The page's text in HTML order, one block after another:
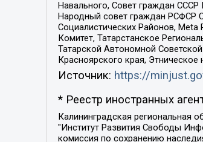
Навального, Совет граждан
Народный совет граждан РСФСР
Социалистических Районов,
Комитет, Татарстанское
Татарской Автономной
Красноярского края,
Источник: https://
* Реестр иностранных
Калининградская региональная общественная организация "Экозащита!-Женсовет", Фонд содействия защите прав и свобод граждан "Общественный вердикт", Фонд "Институт Развития Свободы Информации", Частное учреждение "Информационное агентство МЕМО. РУ", Региональная общественная организация "Общественная комиссия по сохранению наследия академика Сахарова", Фонд поддержки свободы прессы, Санкт-Петербургская общественная правозащитная организация "Гражданский контроль", Межрегиональная общественная организация "Информационно-просветительский центр "Мемориал", Региональный Фонд "Центр Защиты Прав Средств Массовой Информации", с 05.12.2023 Фонд "Центр Защиты Прав Средств массовой информации", Региональная общественная благотворительная организация помощи беженцам и мигрантам "Гражданское содействие", Негосударственное образовательное учреждение дополнительного профессионального образования (повышение квалификации) специалистов "АКАДЕМИЯ ПО ПРАВАМ ЧЕЛОВЕКА", Свердловская региональная общественная организация "Сутяжник", Автономная некоммерческая организация "Центр независимых социологических исследований", Союз общественных объединений "Российский исследовательский центр по правам человека", Региональное общественное учреждение научно-информационный центр "МЕМОРИАЛ", Некоммерческая организация "Фонд защиты гласности", Автономная некоммерческая организация "Институт прав человека", Городская общественная организация "Екатеринбургское общество "МЕМОРИАЛ", Городская общественная организация "Рязанское историко-просветительское и правозащитное общество "Мемориал" (Рязанский Мемориал), Челябинский региональный орган общественной самодеятельности – женское общественное объединение "Женщины Евразии", Челябинский региональный орган общественной самодеятельности "Уральская правозащитная группа", Фонд содействия защите здоровья и социальной справедливости имени Андрея Рылькова, Автономная Некоммерческая Организация "Аналитический Центр Юрия Левады",